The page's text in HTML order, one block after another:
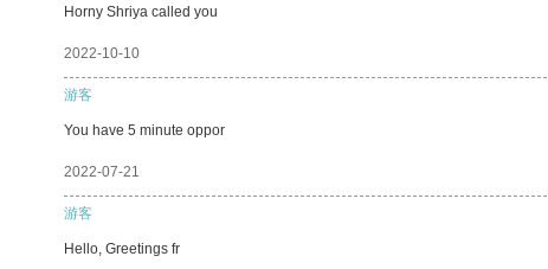
Horny Shriya called you
2022-10-10
游客
You have 5 minute oppor
2022-07-21
游客
Hello, Greetings fr